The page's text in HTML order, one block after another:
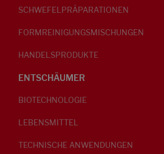
SCHWEFELPRÄPARATIONEN
FORMREINIGUNGSMISCHUNGEN
HANDELSPRODUKTE
ENTSCHÄUMER
BIOTECHNOLOGIE
LEBENSMITTEL
TECHNISCHE ANWENDUNGEN